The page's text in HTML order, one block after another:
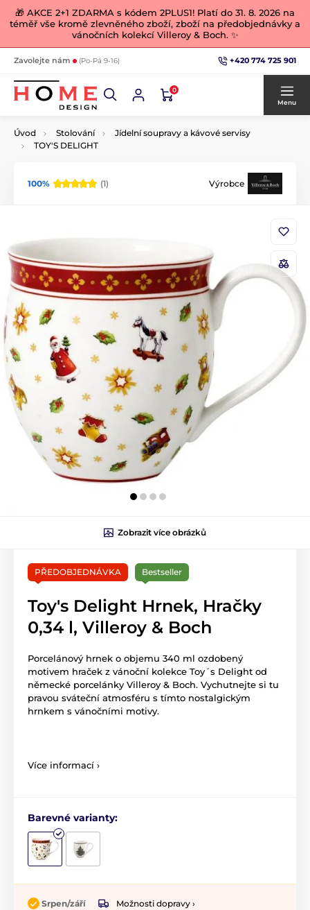
🎁 AKCE 2+1 ZDARMA s kódem 2PLUS1! Platí do 31. 8. 2026 na
téměř vše kromě zlevněného zboží, zboží na předobjednávky a
vánočních kolekcí Villeroy & Boch. ✨
Zavolejte nám (Po-Pá 9-16) +420 774 725 901
0
Menu
Úvod Stolování
Jídelní soupravy a kávové servisy
TOY'S DELIGHT
100% (1) Výrobce
Zobrazit více obrázků
PŘEDOBJEDNÁVKA Bestseller
Toy's Delight Hrnek, Hračky
0,34 l, Villeroy & Boch
Porcelánový hrnek o objemu 340 ml ozdobený
motivem hraček z vánoční kolekce Toy´s Delight od
německé porcelánky Villeroy & Boch. Vychutnejte si tu
pravou sváteční atmosféru s tímto nostalgickým
hrnkem s vánočními motivy.
Více informací ›
Barevné varianty:
Srpen/září Možnosti dopravy ›